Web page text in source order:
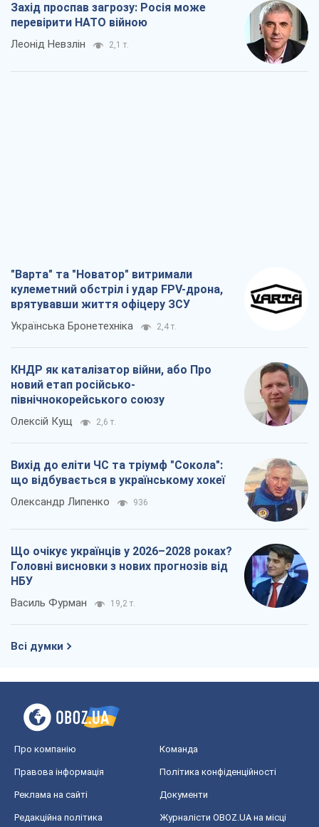
Захід проспав загрозу: Росія може
перевірити НАТО війною
Леонід Невзлін 2,1 т.
"Варта" та "Новатор" витримали
кулеметний обстріл і удар FPV-дрона,
врятувавши життя офіцеру ЗСУ
Українська Бронетехніка 2,4 т.
КНДР як каталізатор війни, або Про
новий етап російсько-
північнокорейського союзу
Олексій Кущ 2,6 т.
Вихід до еліти ЧС та тріумф "Сокола":
що відбувається в українському хокеї
Олександр Липенко 936
Що очікує українців у 2026–2028 роках?
Головні висновки з нових прогнозів від
НБУ
Василь Фурман 19,2 т.
Всі думки
Про компанію Команда
Правова інформація Політика конфіденційності
Реклама на сайті Документи
Редакційна політика
Журналісти OBOZ.UA на місці